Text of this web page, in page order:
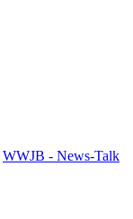
WWJB - News-Talk